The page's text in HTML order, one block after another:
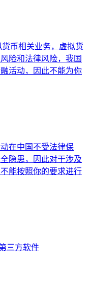
币相关业务，虚拟货
险和法律风险，我国
活动，因此不能为你
在中国不受法律保
隐患，因此对于涉及
能按照你的要求进行
三方软件